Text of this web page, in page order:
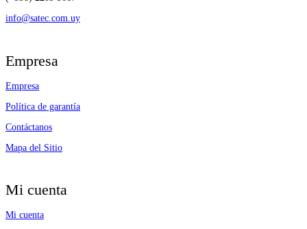
info@satec.com.uy
Empresa
Empresa
Política de garantía
Contáctanos
Mapa del Sitio
Mi cuenta
Mi cuenta